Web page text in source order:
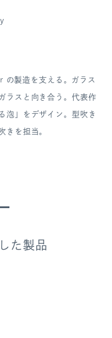
の製造を支える。ガラス
ラスと向き合う。代表作
泡」をデザイン。型吹き
きを担当。
た製品